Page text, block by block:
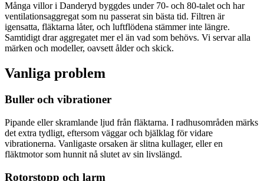
Många villor i Danderyd byggdes under 70- och 80-talet och har
ventilationsaggregat som nu passerat sin bästa tid. Filtren är
igensatta, fläktarna låter, och luftflödena stämmer inte längre.
Samtidigt drar aggregatet mer el än vad som behövs. Vi servar alla
märken och modeller, oavsett ålder och skick.
Vanliga problem
Buller och vibrationer
Pipande eller skramlande ljud från fläktarna. I radhusområden märks
det extra tydligt, eftersom väggar och bjälklag för vidare
vibrationerna. Vanligaste orsaken är slitna kullager, eller en
fläktmotor som hunnit nå slutet av sin livslängd.
Rotorstopp och larm